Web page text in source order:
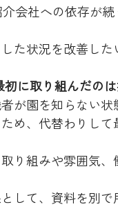
会社への依存が続
た状況を改善した
に取り組んだの
が園を知らない状
め、代替わりして
り組みや雰囲気
して、資料を別で